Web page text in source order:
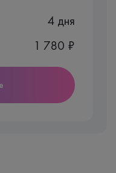
4 дня
1 780 ₽